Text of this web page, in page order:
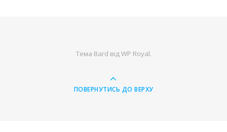
Тема Bard відWP Royal.
ПОВЕРНУТИСЬ ДО ВЕРХУ